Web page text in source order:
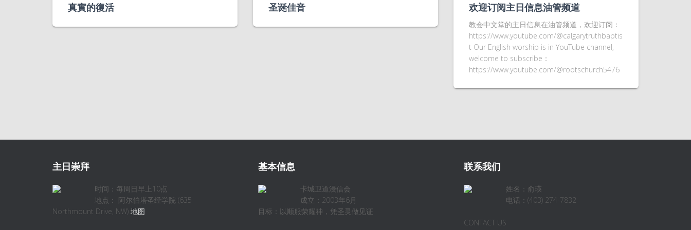
真實的復活 圣诞佳音 欢迎订阅主日信息油管频道
教会中文堂的主日信息在油管频道，欢迎订阅：
https://www.youtube.com/@calgarytruthbaptis
t Our English worship is in YouTube channel,
welcome to subscribe：
https://www.youtube.com/@rootschurch5476
主日崇拜
时间：每周日早上10点
地点： 阿尔伯塔圣经学院 (635
Northmount Drive, NW) 地图
基本信息
卡城卫道浸信会
成立：2003年6月
目标：以顺服荣耀神，凭圣灵做见证
联系我们
姓名：俞瑛
电话：(403) 274-7832
CONTACT US